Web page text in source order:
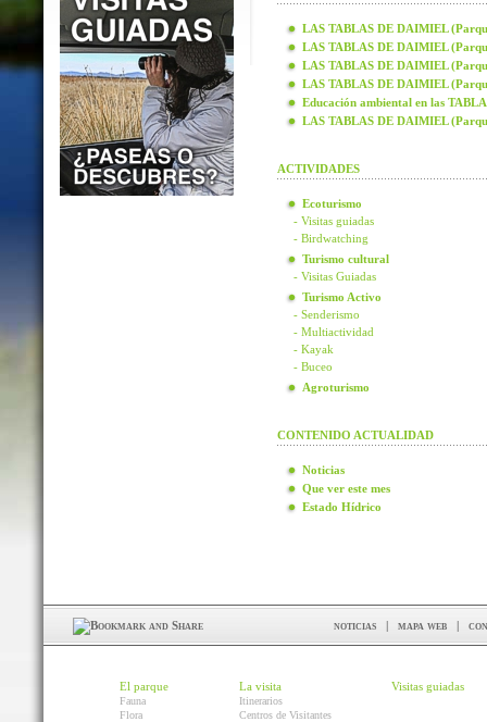
LAS TABLAS DE DAIMIEL
LAS TABLAS DE DAIMIEL
LAS TABLAS DE DAIMIEL
LAS TABLAS DE DAIMIEL
Educación ambiental en las
LAS TABLAS DE DAIMIEL
ACTIVIDADES
Ecoturismo
- Visitas guiadas
- Birdwatching
Turismo cultural
- Visitas Guiadas
Turismo Activo
- Senderismo
- Multiactividad
- Kayak
- Buceo
Agroturismo
CONTENIDO ACTUALIDAD
Noticias
Que ver este mes
Estado Hídrico
noticias | mapa web |
El parque
Fauna
Flora
La visita
Itinerarios
Centros de Visitantes
Visitas guiadas